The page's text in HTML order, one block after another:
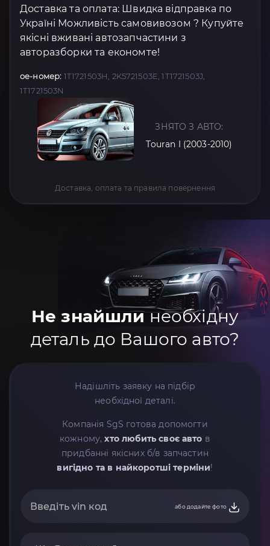
Доставка та оплата: Швидка відправка по
Україні Можливість самовивозом ? Купуйте
якісні вживані автозапчастини з
авторазборки та економте!
oe-номер: 1T1721503H, 2K5721503E, 1T1721503J,
1T1721503N
ЗНЯТО З АВТО:
Touran I (2003-2010)
Доставка, оплата та правила повернення
Не знайшлинеобхідну
деталь до Вашого авто?
Надішліть заявку на підбір
необхідної деталі.
Компанія SgS готова допомогти
кожному,хто любить своє авто в
придбанні якісних б/в запчастин
вигідно та в найкоротші терміни!
або додайте фото